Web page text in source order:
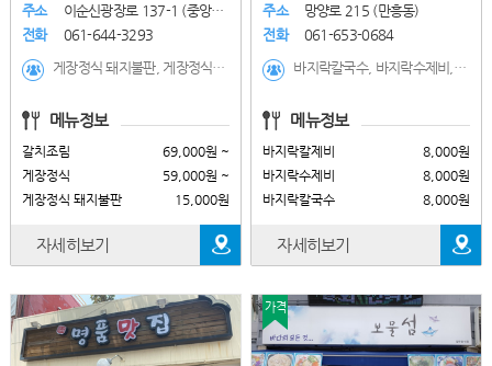
주소
이순신광장로 137-1 (중앙동)..
전화
061-644-3293
게장정식 돼지불판, 게장정식, 갈치조림, 갈치조림 돼지불판, 특돌문어해물삼합, 금바우백반, 돌문어해물라면, 돌문어해물삼합
메뉴정보
갈치조림
69,000원 ~
게장정식
59,000원 ~
게장정식 돼지불판
15,000원
자세히보기
주소
망양로 215 (만흥동)
전화
061-653-0684
바지락칼국수, 바지락수제비, 바지락칼제비, 보리쌀비빔밥, 쫄면, 돈가스, 치즈돈가스, 왕만두
메뉴정보
바지락칼제비
8,000원
바지락수제비
8,000원
바지락칼국수
8,000원
자세히보기
가격